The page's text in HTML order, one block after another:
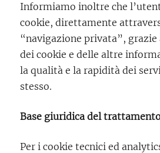
Informiamo inoltre che
cookie, direttamente
“navigazione privata”,
dei cookie e delle altre
la qualità e la rapidità dei
stesso.
Base giuridica del
Per i cookie tecnici ed